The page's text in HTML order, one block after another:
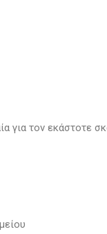
τον εκάστοτε